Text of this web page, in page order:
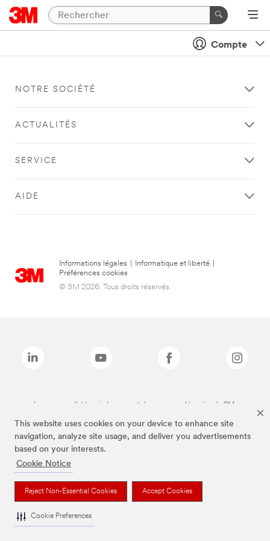
This website uses cookies on your device to enhance site
navigation, analyze site usage, and deliver you advertisements
based on your interests.
Cookie Notice
Reject Non-Essential Cookies Accept Cookies
Cookie Preferences
Compte
NOTRE SOCIÉTÉ
ACTUALITÉS
SERVICE
AIDE
Informations légales Informatique et liberté
Préférences cookies
© 3M 2026. Tous droits réservés.
Les marques listées ci-dessus sont des marques déposées de 3M.